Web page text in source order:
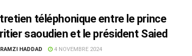
téléphonique entre le prince
saoudien et le président Saied
RAMZI HADDAD 4 NOVEMBRE 2024